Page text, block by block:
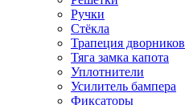
Ручки
Стёкла
Трапеция дворников
Тяга замка капота
Уплотнители
Усилитель бампера
Фиксаторы